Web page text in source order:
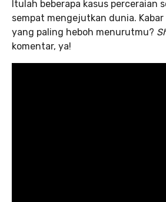
Itulah beberapa kasus perceraian
sempat mengejutkan dunia.
yang paling heboh menurutmu?
komentar, ya!